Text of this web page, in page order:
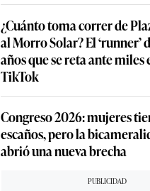
¿Cuánto toma correr de
al Morro Solar? El ‘runner’
años que se reta ante miles
TikTok
Congreso 2026: mujeres
escaños, pero la
abrió una nueva brecha